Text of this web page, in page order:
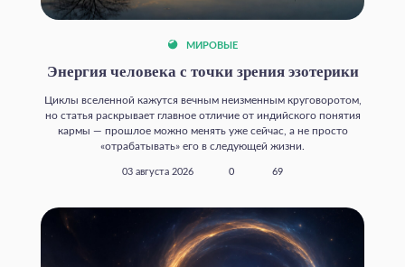
МИРОВЫЕ
Энергия человека с точки зрения эзотерики
Циклы вселенной кажутся вечным неизменным круговоротом,
но статья раскрывает главное отличие от индийского понятия
кармы — прошлое можно менять уже сейчас, а не просто
«отрабатывать» его в следующей жизни.
03 августа 2026 0 69